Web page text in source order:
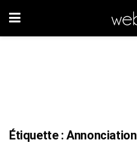
Étiquette :Annonciation